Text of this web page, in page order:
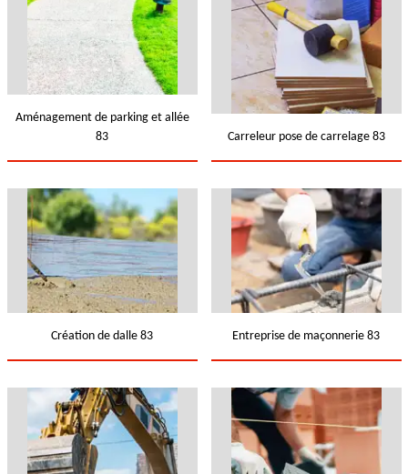
Aménagement de parking et allée
83
Carreleur pose de carrelage 83
Création de dalle 83 Entreprise de maçonnerie 83